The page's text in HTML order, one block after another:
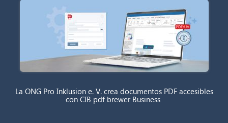
La ONG Pro Inklusion e. V. crea documentos PDF accesibles
con CIB pdf brewer Business